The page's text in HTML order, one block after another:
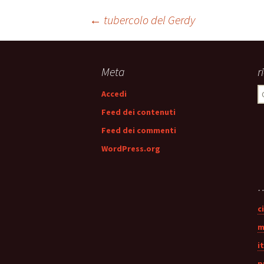
Navigazione
articolo
← tubercolo del Gerdy
Meta
Accedi
Feed dei contenuti
Feed dei commenti
WordPress.org